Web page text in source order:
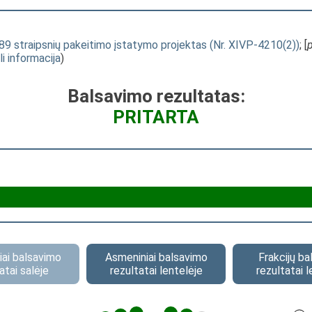
straipsnių pakeitimo įstatymo projektas (Nr. XIVP-4210(2)); [
informacija)
Balsavimo rezultatas:
PRITARTA
balsavimo
salėje
Asmeniniai balsavimo
rezultatai lentelėje
Frakcijų
rezultatai